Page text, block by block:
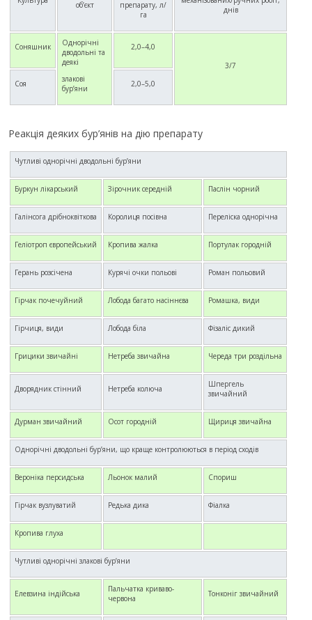
об’єкт
препарату, л/
га
днів
Соняшник
Однорічні
дводольні та
деякі
злакові
бур’яни
2,0–4,0
3/7
Соя
2,0–5,0
Реакція деяких бур’янів на дію препарату
Чутливі однорічні дводольні бур’яни
Буркун лікарський Зірочник середній Паслін чорний
Галінсога дрібноквіткова Королиця посівна Переліска однорічна
Геліотроп європейський Кропива жалка Портулак городній
Герань розсічена Курячі очки польові Роман польовий
Гірчак почечуйний Лобода багато насіннєва Ромашка, види
Гірчиця, види Лобода біла Фізаліс дикий
Грицики звичайні Нетреба звичайна Череда три роздільна
Дворядник стінний Нетреба колюча
Шпергель
звичайний
Дурман звичайний Осот городній Щириця звичайна
Однорічні дводольні бур’яни, що краще контролюються в період сходів
Вероніка персидська Льонок малий Спориш
Гірчак вузлуватий Редька дика Фіалка
Кропива глуха
Чутливі однорічні злакові бур’яни
Елевзина індійська
Пальчатка криваво-
червона
Тонконіг звичайний